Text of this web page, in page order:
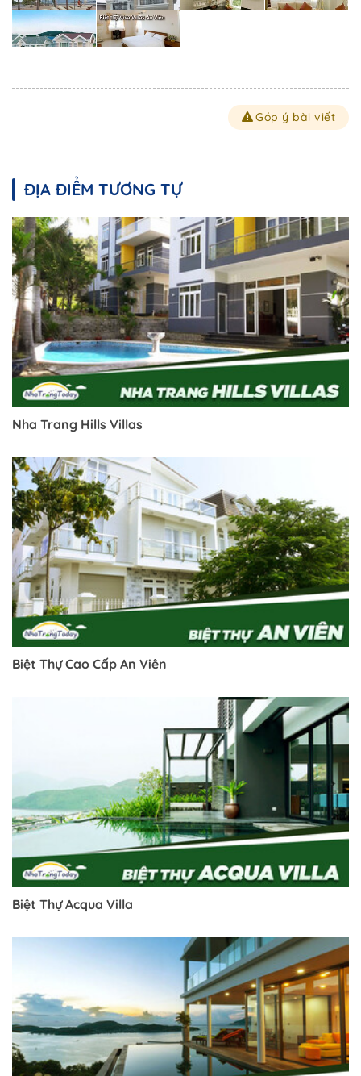
Trở về trang trước đó
Góp ý bài viết
ĐỊA ĐIỂM TƯƠNG TỰ
Nha Trang Hills Villas
Biệt Thự Cao Cấp An Viên
Biệt Thự Acqua Villa